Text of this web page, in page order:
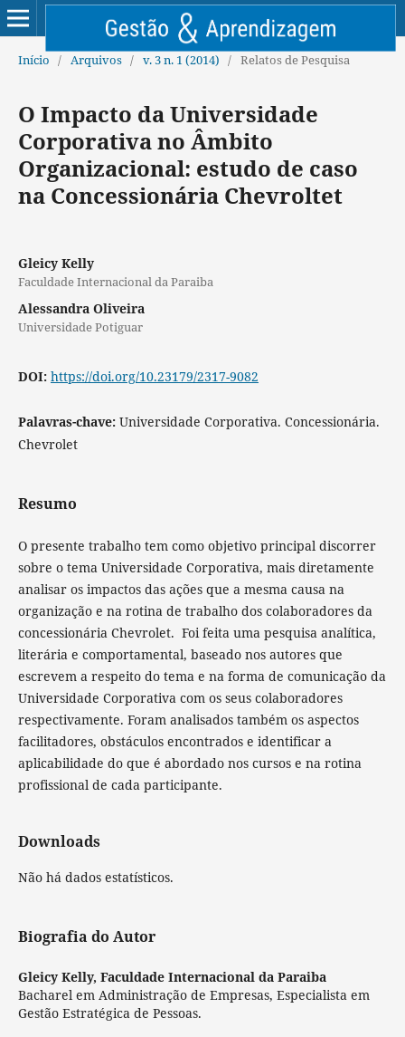
Início / Arquivos / v. 3 n. 1 (2014) / Relatos de Pesquisa
O Impacto da Universidade
Corporativa no Âmbito
Organizacional: estudo de caso
na Concessionária Chevroltet
Gleicy Kelly
Faculdade Internacional da Paraiba
Alessandra Oliveira
Universidade Potiguar
DOI: https://doi.org/10.23179/2317-9082
Palavras-chave: Universidade Corporativa. Concessionária.
Chevrolet
Resumo
O presente trabalho tem como objetivo principal discorrer
sobre o tema Universidade Corporativa, mais diretamente
analisar os impactos das ações que a mesma causa na
organização e na rotina de trabalho dos colaboradores da
concessionária Chevrolet. Foi feita uma pesquisa analítica,
literária e comportamental, baseado nos autores que
escrevem a respeito do tema e na forma de comunicação da
Universidade Corporativa com os seus colaboradores
respectivamente. Foram analisados também os aspectos
facilitadores, obstáculos encontrados e identificar a
aplicabilidade do que é abordado nos cursos e na rotina
profissional de cada participante.
Downloads
Não há dados estatísticos.
Biografia do Autor
Gleicy Kelly, Faculdade Internacional da Paraiba
Bacharel em Administração de Empresas, Especialista em
Gestão Estratégica de Pessoas.